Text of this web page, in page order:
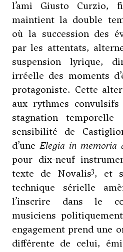
l’ami Giusto Curzio,
maintient la double
où la succession des
par les attentats,
suspension lyrique,
irréelle des moments
protagoniste. Cette
aux rythmes
stagnation
sensibilité de
d’une Elegia in memoria
pour dix-neuf
texte de Novalis3, et
technique sérielle
l’inscrire dans le
musiciens
engagement prend une
différente de celui,